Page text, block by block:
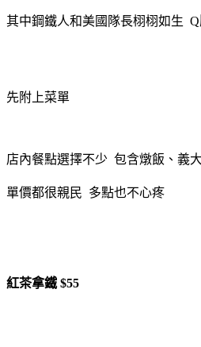
其中鋼鐵人和美國隊長栩栩如生
先附上菜單
店內餐點選擇不少 包含燉飯、義
單價都很親民 多點也不心疼
紅茶拿鐵 $55